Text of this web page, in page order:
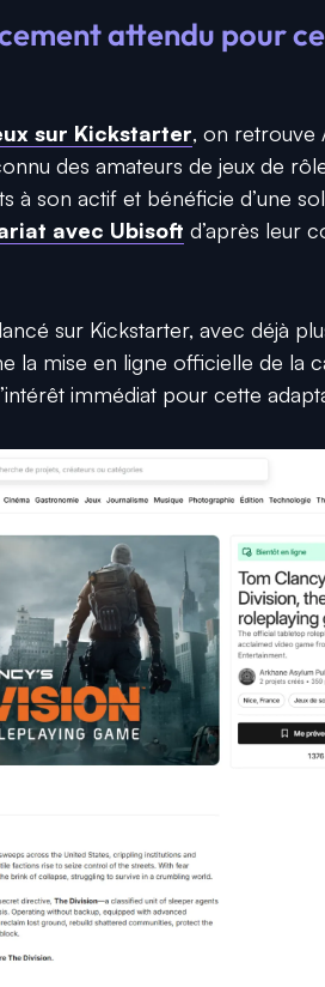
attendu pour
sur Kickstarter, on retrouve
des amateurs de jeux de
à son actif et bénéficie d’une
avec Ubisoft d’après leur
sur Kickstarter, avec déjà
la mise en ligne officielle de la
immédiat pour cette